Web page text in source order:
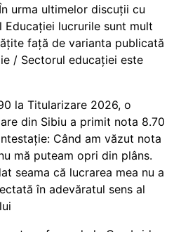
urma ultimelor discuții cu
Educației lucrurile sunt mult
față de varianta publicată
/ Sectorul educației este
la Titularizare 2026, o
din Sibiu a primit nota 8.70
Când am văzut nota
mă puteam opri din plâns.
seama că lucrarea mea nu a
în adevăratul sens al